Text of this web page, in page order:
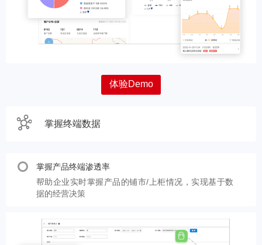
体验Demo
掌握终端数据
掌握产品终端渗透率
帮助企业实时掌握产品的铺市/上柜情况，实现基于数
据的经营决策